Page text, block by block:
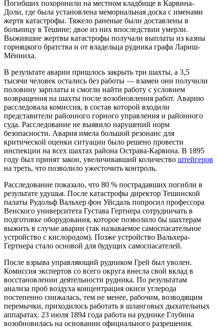
Погибших похоронили на местном кладбище в Карвина-
Доли, где была установлена мемориальная доска с именами
жертв катастрофы. Тяжело раненые были доставлены в
больницу в Тешине; двое из них впоследствии умерли.
Выжившие жертвы катастрофы получали выплаты из казны
горняцкого братства и от владельца рудника графа Лариш-
Мённиха.
В результате аварии пришлось закрыть три шахты, а 3,5
тысячи человек остались без работы — взамен они получили
половину зарплаты и смогли найти работу с условием
возвращения на шахты после возобновления работ. Аварию
расследовала комиссия, в состав которой входили
представители районного горного управления и районного
суда. Расследование не выявило нарушений норм
безопасности. Авария имела большой резонанс для
критической оценки ситуации было решено провести
инспекции на всех шахтах района Острава-Карвина. В 1895
году был принят закон, увеличивавший количество штейгеров
на треть, что позволило ужесточить контроль.
Расследование показало, что 80 % пострадавших погибли в
результате удушья. После катастрофы директор Тешинской
палаты Рудольф Вальхер фон Уйсдаль попросил профессора
Венского университета Густава Гертнера сотрудничать в
подготовке оборудования, которое позволило бы шахтерам
выжить в случае аварии (так называемое самоспасательное
устройство с кислородом). Позже устройство Вальхера-
Гертнера стало основой для будущих самоспасателей.
После взрыва управляющий рудником Грей был уволен.
Комиссия экспертов со всего округа внесла свой вклад в
восстановлении деятельности рудника. По результатам
анализа проб воздуха концентрация окиси углерода
постепенно снижалась, тем не менее, рабочим, возводящим
перемычки, приходилось работать в шланговых дыхательных
аппаратах. 23 июля 1894 года работа на руднике Глубина
возобновилась на основании официального разрешения.